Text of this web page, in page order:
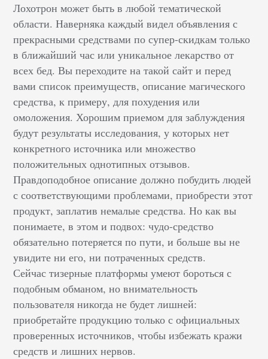
Лохотрон может быть в любой тематической
области. Наверняка каждый видел объявления с
прекрасными средствами по супер-скидкам только
в ближайший час или уникальное лекарство от
всех бед. Вы переходите на такой сайт и перед
вами список преимуществ, описание магического
средства, к примеру, для похудения или
омоложения. Хорошим приемом для заблуждения
будут результаты исследования, у которых нет
конкретного источника или множество
положительных однотипных отзывов.
Правдоподобное описание должно побудить людей
с соответствующими проблемами, приобрести этот
продукт, заплатив немалые средства. Но как вы
понимаете, в этом и подвох: чудо-средство
обязательно потеряется по пути, и больше вы не
увидите ни его, ни потраченных средств.
Сейчас тизерные платформы умеют бороться с
подобным обманом, но внимательность
пользователя никогда не будет лишней:
приобретайте продукцию только с официальных
проверенных источников, чтобы избежать кражи
средств и лишних нервов.